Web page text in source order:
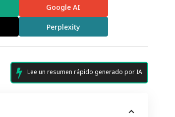
Google AI
Perplexity
Lee un resumen rápido generado por IA